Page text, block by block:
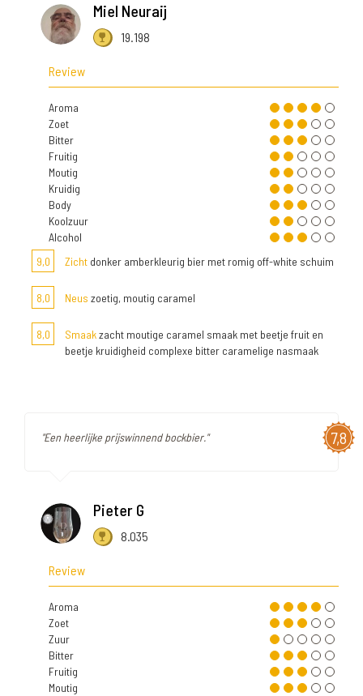
Miel Neuraij
19.198
Review
Aroma
Zoet
Bitter
Fruitig
Moutig
Kruidig
Body
Koolzuur
Alcohol
9,0
Zicht donker amberkleurig bier met romig off-white schuim
8,0 Neus zoetig, moutig caramel
8,0 Smaakzacht moutige caramel smaak met beetje fruit en
beetje kruidigheid complexe bitter caramelige nasmaak
7,8
"Een heerlijke prijswinnend bockbier."
Pieter G
8.035
Review
Aroma
Zoet
Zuur
Bitter
Fruitig
Moutig